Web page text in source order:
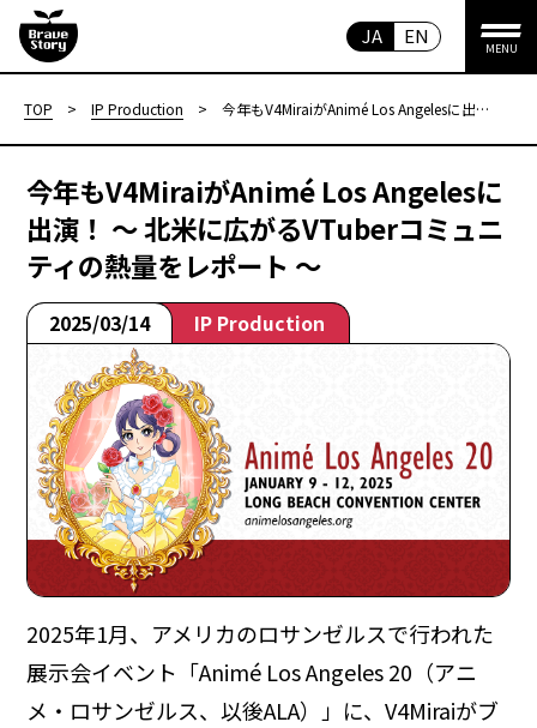
EN
JA
MENU
TOP > IP Production >
今年もV4MiraiがAnimé Los Angelesに出
の熱量をレポート 〜
今年もV4MiraiがAnimé Los Angelesに
出演！ 〜 北米に広がるVTuberコミュニ
ティの熱量をレポート 〜
2025/03/14 IP Production
2025年1月、アメリカのロサンゼルスで行われた
展示会イベント「Animé Los Angeles 20（アニ
メ・ロサンゼルス、以後ALA）」に、V4Miraiがブ